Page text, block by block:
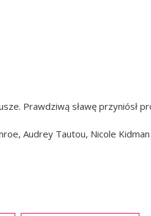
Prawdziwą sławę przyniósł
Audrey Tautou, Nicole